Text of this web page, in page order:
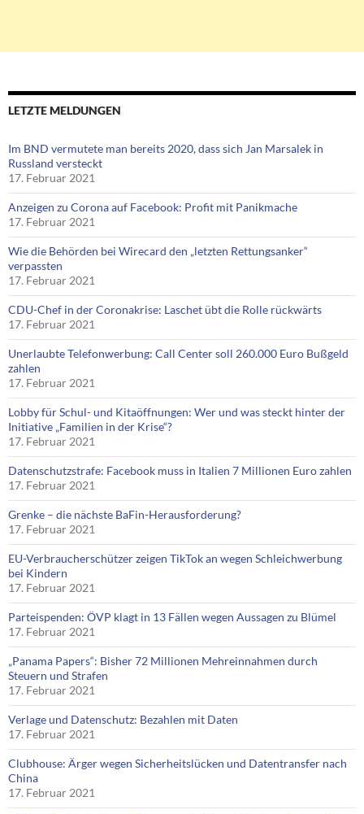
LETZTE MELDUNGEN
Im BND vermutete man bereits 2020, dass sich Jan Marsalek in
Russland versteckt
17. Februar 2021
Anzeigen zu Corona auf Facebook: Profit mit Panikmache
17. Februar 2021
Wie die Behörden bei Wirecard den „letzten Rettungsanker“
verpassten
17. Februar 2021
CDU-Chef in der Coronakrise: Laschet übt die Rolle rückwärts
17. Februar 2021
Unerlaubte Telefonwerbung: Call Center soll 260.000 Euro Bußgeld
zahlen
17. Februar 2021
Lobby für Schul- und Kitaöffnungen: Wer und was steckt hinter der
Initiative „Familien in der Krise“?
17. Februar 2021
Datenschutzstrafe: Facebook muss in Italien 7 Millionen Euro zahlen
17. Februar 2021
Grenke – die nächste BaFin-Herausforderung?
17. Februar 2021
EU-Verbraucherschützer zeigen TikTok an wegen Schleichwerbung
bei Kindern
17. Februar 2021
Parteispenden: ÖVP klagt in 13 Fällen wegen Aussagen zu Blümel
17. Februar 2021
„Panama Papers“: Bisher 72 Millionen Mehreinnahmen durch
Steuern und Strafen
17. Februar 2021
Verlage und Datenschutz: Bezahlen mit Daten
17. Februar 2021
Clubhouse: Ärger wegen Sicherheitslücken und Datentransfer nach
China
17. Februar 2021